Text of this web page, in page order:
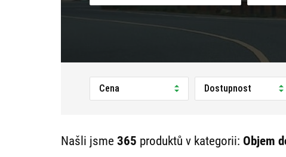
Cena Dostupnost
Našli jsme 365 produktů v kategorii: Objem